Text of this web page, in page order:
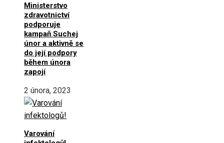
Ministerstvo
zdravotnictví
podporuje
kampaň Suchej
únor a aktivně se
do její podpory
během února
zapojí
2 února, 2023
Varování